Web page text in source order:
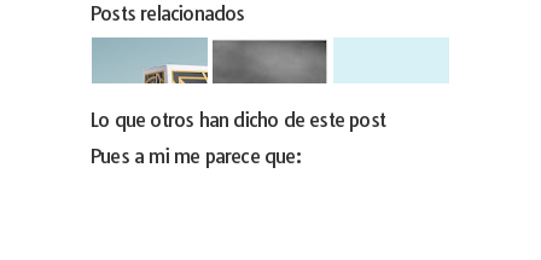
Posts relacionados
Lo que otros han dicho de este post
Pues a mi me parece que: